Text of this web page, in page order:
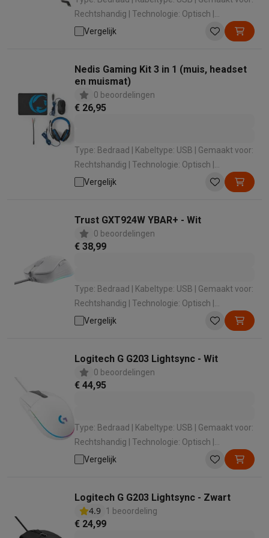
Rechtshandig | Technologie: Optisch |
Gevoeligheid: 25600 dpi
Vergelijk
Nedis Gaming Kit 3 in 1 (muis, headset
en muismat)
0 beoordelingen
€ 26,95
Type: Bedraad | Kabeltype: USB | Gemaakt voor:
Rechtshandig | Technologie: Optisch |
Gevoeligheid: 3200 dpi
Vergelijk
Trust GXT924W YBAR+ - Wit
0 beoordelingen
€ 38,99
Type: Bedraad | Kabeltype: USB | Gemaakt voor:
Rechtshandig | Technologie: Optisch |
Gevoeligheid: 25600 dpi
Vergelijk
Logitech G G203 Lightsync - Wit
0 beoordelingen
€ 44,95
Type: Bedraad | Kabeltype: USB | Gemaakt voor:
Rechtshandig | Technologie: Optisch |
Gevoeligheid: 8000 dpi
Vergelijk
Logitech G G203 Lightsync - Zwart
4.9 1 beoordeling
€ 24,99